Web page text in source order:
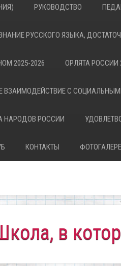
РУКОВОДСТВО
РУССКОГО ЯЗЫКА,
2025-2026 ОРЛЯТА РОССИИ
ВЗАИМОДЕЙСТВИЕ С
НАРОДОВ РОССИИ
КОНТАКТЫ
которой